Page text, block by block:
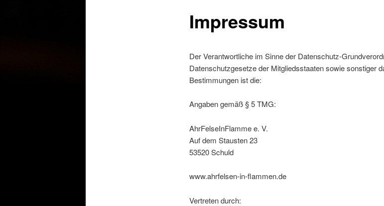
Impressum
Der Verantwortliche im Sinne der Datenschutz-
Datenschutzgesetze der Mitgliedsstaaten sowie sonstiger
Bestimmungen ist die:
Angaben gemäß § 5 TMG:
AhrFelseInFlamme e. V.
Auf dem Stausten 23
53520 Schuld
www.ahrfelsen-in-flammen.de
Vertreten durch: